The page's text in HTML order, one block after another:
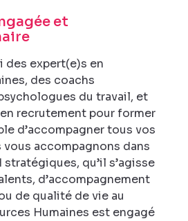
et
des expert(e)s en
des coachs
du travail, et
recrutement pour former
d’accompagner tous vos
vous accompagnons dans
qu’il s’agisse
d’accompagnement
de qualité de vie au
Humaines est engagé